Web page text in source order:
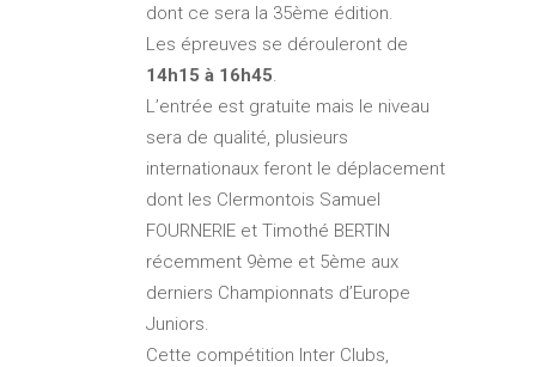
dont ce sera la 35ème édition.
Les épreuves se dérouleront de
14h15 à 16h45.
L’entrée est gratuite mais le niveau
sera de qualité, plusieurs
internationaux feront le déplacement
dont les Clermontois Samuel
FOURNERIE et Timothé BERTIN
récemment 9ème et 5ème aux
derniers Championnats d’Europe
Juniors.
Cette compétition Inter Clubs,